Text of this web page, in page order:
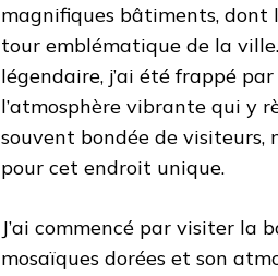
magnifiques bâtiments, dont
tour emblématique de la
légendaire, j’ai été frappé
l’atmosphère vibrante qui y
souvent bondée de visiteurs,
pour cet endroit unique.
J’ai commencé par visiter la
mosaïques dorées et son